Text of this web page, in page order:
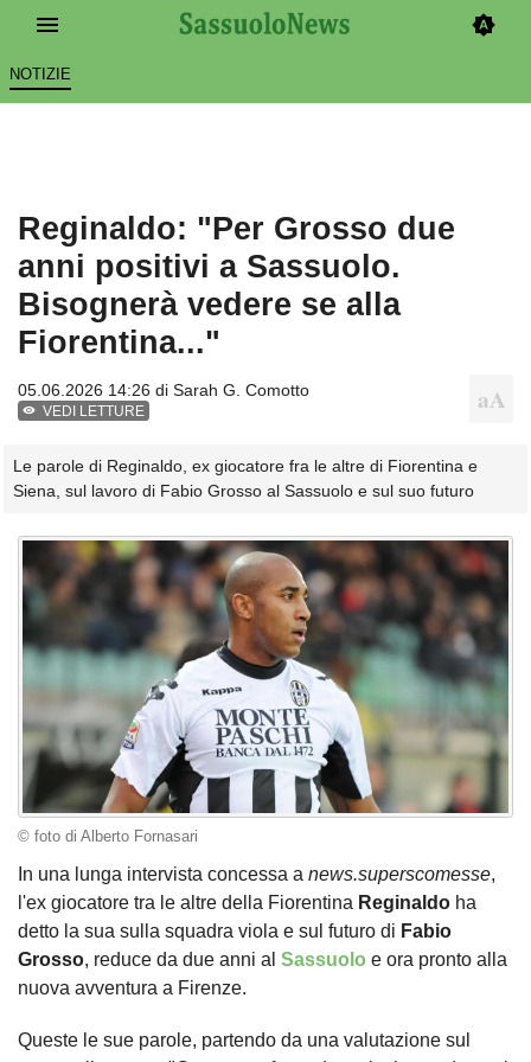
NOTIZIE
Reginaldo: "Per Grosso due
anni positivi a Sassuolo.
Bisognerà vedere se alla
Fiorentina..."
05.06.2026 14:26 di Sarah G. Comotto
VEDI LETTURE
Le parole di Reginaldo, ex giocatore fra le altre di Fiorentina e
Siena, sul lavoro di Fabio Grosso al Sassuolo e sul suo futuro
© foto di Alberto Fornasari
In una lunga intervista concessa a news.superscomesse,
l'ex giocatore tra le altre della Fiorentina Reginaldo ha
detto la sua sulla squadra viola e sul futuro di Fabio
Grosso, reduce da due anni al Sassuolo e ora pronto alla
nuova avventura a Firenze.
Queste le sue parole, partendo da una valutazione sul